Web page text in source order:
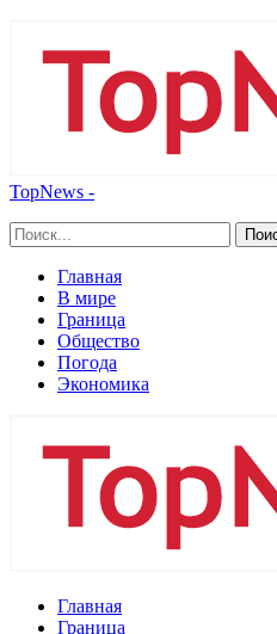
TopNews -
Главная
В мире
Граница
Общество
Погода
Экономика
Главная
Граница